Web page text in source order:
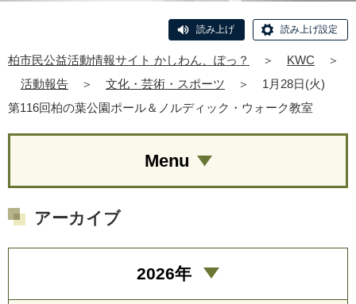
読み上げ 読み上げ設定
柏市民公益活動情報サイト かしわん、ぽっ？ ＞ KWC
＞
活動報告
＞ 文化・芸術・スポーツ ＞
1月28日(火)
第116回柏の葉公園ポール＆ノルディック・ウォーク教室
Menu
アーカイブ
2026年